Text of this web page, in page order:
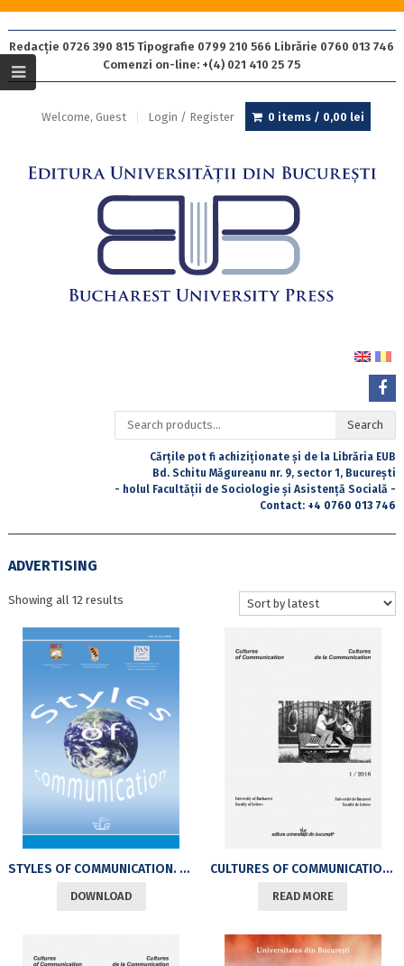
Redacție 0726 390 815 Tipografie 0799 210 566 Librărie 0760 013 746
Comenzi on-line: +(4) 021 410 25 75
Welcome, Guest Login / Register 0 items / 0,00 lei
Search
for:
Search
Cărțile pot fi achiziționate și de la Librăria EUB
Bd. Schitu Măgureanu nr. 9, sector 1, București
- holul Facultății de Sociologie și Asistență Socială -
Contact: +4 0760 013 746
ADVERTISING
Showing all 12 resultsSorted
latest
STYLES OF COMMUNICATION. VOL. 12, NO. 2/2020
DOWNLOAD
CULTURES OF COMMUNICATION, 1/2016
READ MORE